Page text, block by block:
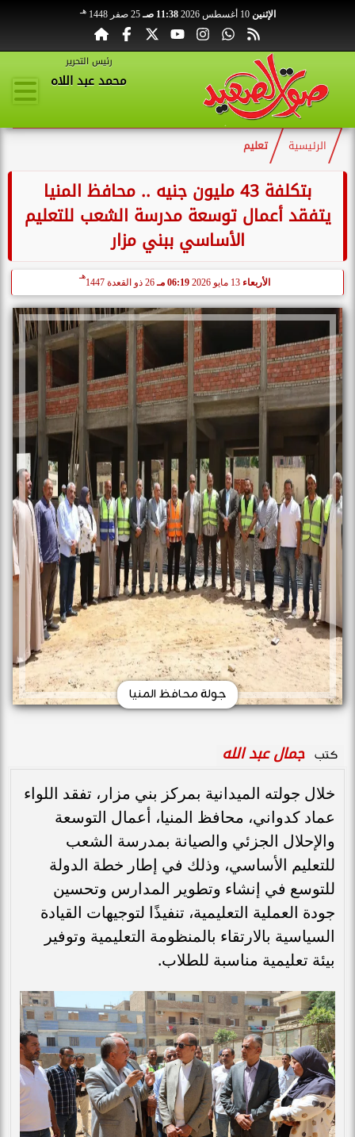
الإثنين 10 أغسطس 2026 11:38 صـ 25 صفر 1448 هـ
رئيس التحرير
محمد عبد اللاه
الرئيسية تعليم
بتكلفة 43 مليون جنيه .. محافظ المنيا
يتفقد أعمال توسعة مدرسة الشعب للتعليم
الأساسي ببني مزار
الأربعاء 13 مايو 2026 06:19 مـ 26 ذو القعدة 1447
هـ
جولة محافظ المنيا
كتب جمال عبد الله
خلال جولته الميدانية بمركز بني مزار، تفقد اللواء
عماد كدواني، محافظ المنيا، أعمال التوسعة
والإحلال الجزئي والصيانة بمدرسة الشعب
للتعليم الأساسي، وذلك في إطار خطة الدولة
للتوسع في إنشاء وتطوير المدارس وتحسين
جودة العملية التعليمية، تنفيذًا لتوجيهات القيادة
السياسية بالارتقاء بالمنظومة التعليمية وتوفير
بيئة تعليمية مناسبة للطلاب.